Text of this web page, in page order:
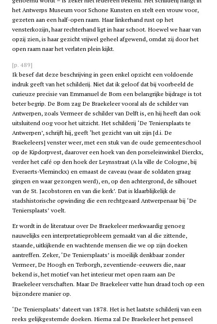
het Antwerps Museum voor Schone Kunsten en stelt een vrouw voor,
gezeten aan een half-open raam. Haar linkerhand rust op het
vensterkozijn, haar rechterhand ligt in haar schoot. Hoewel we haar van
opzij zien, is haar gezicht vrijwel geheel afgewend, omdat zij door het
open raam naar het verlaten plein kijkt.
[p. 489]
Ik besef dat deze beschrijving in geen enkel opzicht een voldoende
indruk geeft van het schilderij. Niet dat ik geloof dat bij voorbeeld de
curieuze precisie van Emmanuel de Bom een belangrijke bijdrage is tot
beter begrip. De Bom zag De Braekeleer vooral als de schilder van
Antwerpen, zoals Vermeer de schilder van Delft is, en hij heeft dan ook
uitsluitend oog voor het uitzicht. Het schilderij ‘De Teniersplaats te
Antwerpen’, schrijft hij, geeft ‘het gezicht van uit zijn [d.i. De
Braekeleers] venster weer, met een stuk van de oude gemeenteschool
op de Kipdorpvest, daarover een hoek van den porseleinwinkel Dierckx,
verder het café op den hoek der Leynsstraat (A la ville de Cologne, bij
Everaerts-Vleminckx) en ernaast de caveau (waar de soldaten graag
gingen en waar gezongen werd), en, op den achtergrond, de silhouet
van de St. Jacobstoren en van die kerk’. Dat is klaarblijkelijk de
stadshistorische opwinding die een rechtgeaard Antwerpenaar bij ‘De
Teniersplaats’ voelt.
Er wordt in de literatuur over De Braekeleer merkwaardig genoeg
nauwelijks een interpretatieprobleem gemaakt van al die zittende,
staande, uitkijkende en wachtende mensen die we op zijn doeken
aantreffen. Zeker, ‘De Teniersplaats’ is moeilijk denkbaar zonder
Vermeer, De Hoogh en Terborgh, zeventiende-eeuwers die, naar
bekend is, het motief van het interieur met open raam aan De
Braekeleer verschaften. Maar De Braekeleer vatte hun draad toch op een
bijzondere manier op.
‘De Teniersplaats’ dateert van 1878. Het is het laatste schilderij van een
reeks gelijkgestemde doeken. Hierna zal De Braekeleer het penseel